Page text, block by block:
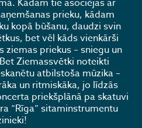
Kādam tie asociējas ar
prieku, kādam
kopā būšanu, daudzi svin
bet vēl kāds vienkārši
ziemas priekus – sniegu un
Ziemassvētki noteikti
atbilstoša mūzika –
un ritmiskāka, jo līdzās
priekšplānā pa skatuvi
“Rīga” sitaminstrumentu